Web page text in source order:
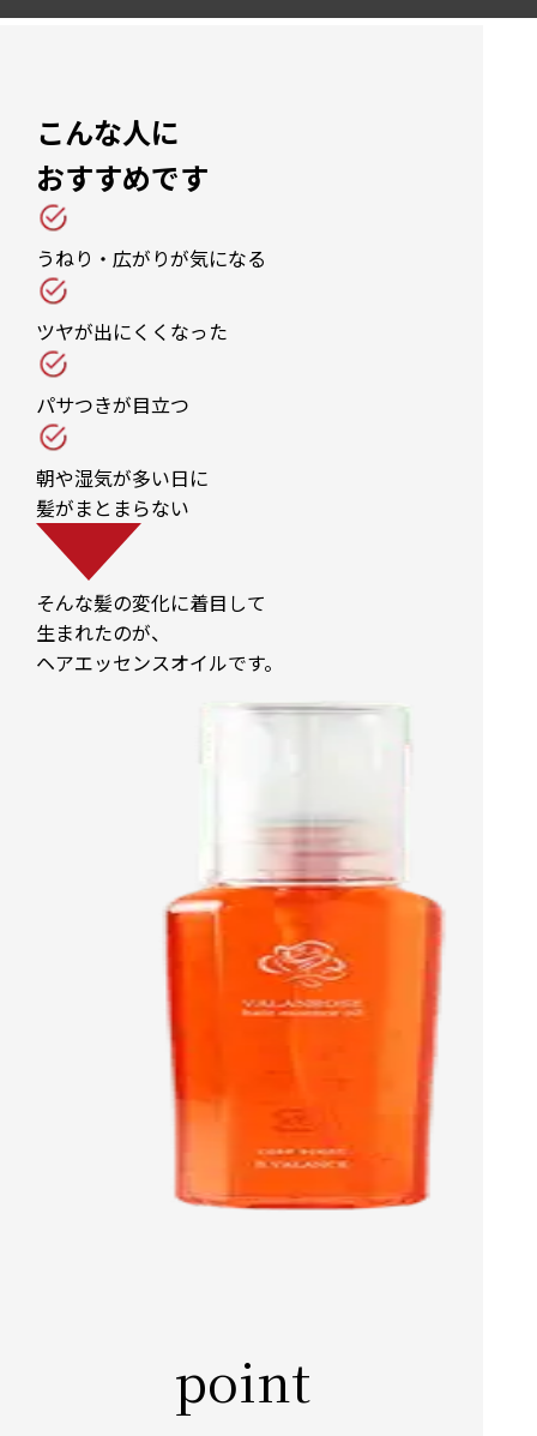
こんな人に
おすすめです
うねり・広がりが気になる
ツヤが出にくくなった
パサつきが目立つ
朝や湿気が多い日に
髪がまとまらない
そんな髪の変化に着目して
生まれたのが、
ヘアエッセンスオイルです。
point